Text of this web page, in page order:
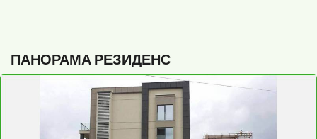
ПАНОРАМА РЕЗИДЕНС